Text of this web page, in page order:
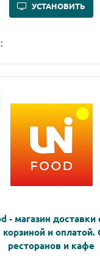
УСТАНОВИТЬ
- магазин
и оплатой.
ресторанов и кафе